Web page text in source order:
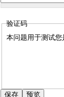
验证码
本问题用于测试您